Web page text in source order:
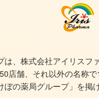
、株式会社アイリスフ
50店舗、それ以外の名称
の薬局グループ」を掲